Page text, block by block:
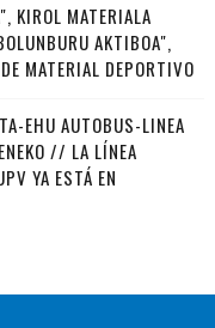
KIROL MATERIALA
AKTIBOA",
MATERIAL DEPORTIVO
EHU AUTOBUS-LINEA
// LA LÍNEA
YA ESTÁ EN